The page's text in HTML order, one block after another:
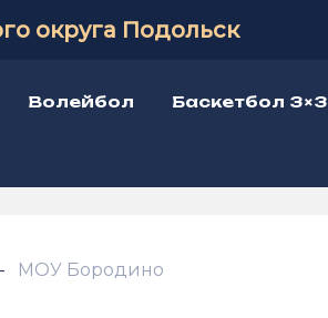
округа Подольск
Волейбол Баскетбол 3×3
МОУ Бородино